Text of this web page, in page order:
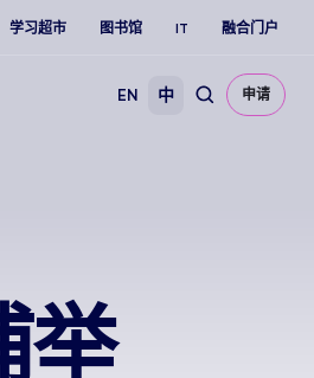
学习超市 图书馆 IT 融合门户
EN 中 申请
举